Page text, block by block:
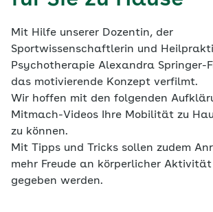
Folgenden finden Sie die
Plattformen unserer Tätigkeiten zur
Information:
Kurzfassung
LRV Berlin
Brandenburg:
Länderseite der Nationalen
Gesundheitsziele Brandenburg
LRV Brandenburg
Mecklenburg-Vorpommern:
Länderseite der Nationalen
Gesundheitsziele Mecklenburg-
Mit Hilfe unserer Dozentin, der
Sportwissenschaftlerin und
Psychotherapie Alexandra Springer-
das motivierende Konzept verfilmt.
Wir hoffen mit den folgenden
Mitmach-Videos Ihre Mobilität zu
zu können.
Mit Tipps und Tricks sollen zudem
mehr Freude an körperlicher
gegeben werden.